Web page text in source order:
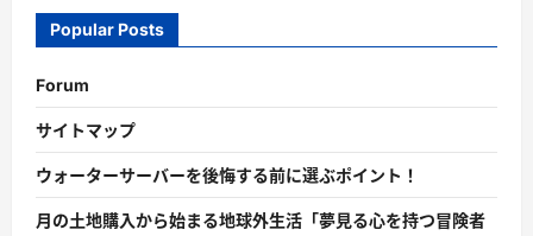
Popular Posts
Forum
サイトマップ
ウォーターサーバーを後悔する前に選ぶポイント！
月の土地購入から始まる地球外生活「夢見る心を持つ冒険者